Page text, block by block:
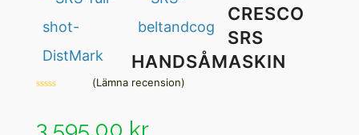
CRESCO
SRS
HANDSÅMASKIN
5
(Lämna recension)